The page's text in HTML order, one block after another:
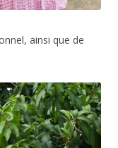
ainsi que de